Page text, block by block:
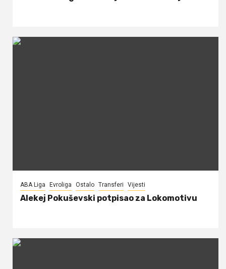
ABA Liga Evroliga Ostalo Transferi Vijesti
Alekej Pokuševski potpisao za Lokomotivu